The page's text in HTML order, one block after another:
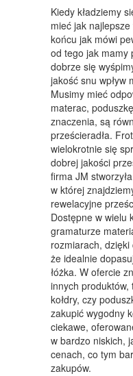
ART.
Kiedy kładziemy
mieć jak
końcu jak mówi
od tego jak mamy
dobrze się
jakość snu wpływ
Musimy mieć
materac,
znaczenia, są
prześcieradła.
wielokrotnie się
dobrej jakości
firma JM
w której
rewelacyjne
Dostępne w wielu
gramaturze
rozmiarach,
że idealnie
łóżka. W ofercie
innych produktów,
kołdry, czy
zakupić wygodny
ciekawe,
w bardzo niskich,
cenach, co tym
zakupów.